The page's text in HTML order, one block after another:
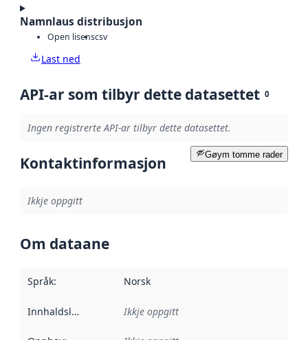
Namnlaus distribusjon
Open lisenscsv
Last ned
API-ar som tilbyr dette datasettet 0
Ingen registrerte API-ar tilbyr dette datasettet.
Gøym tomme rader
Kontaktinformasjon
Ikkje oppgitt
Om dataane
Språk: Norsk
Innhaldsleverandørar :
Ikkje oppgitt